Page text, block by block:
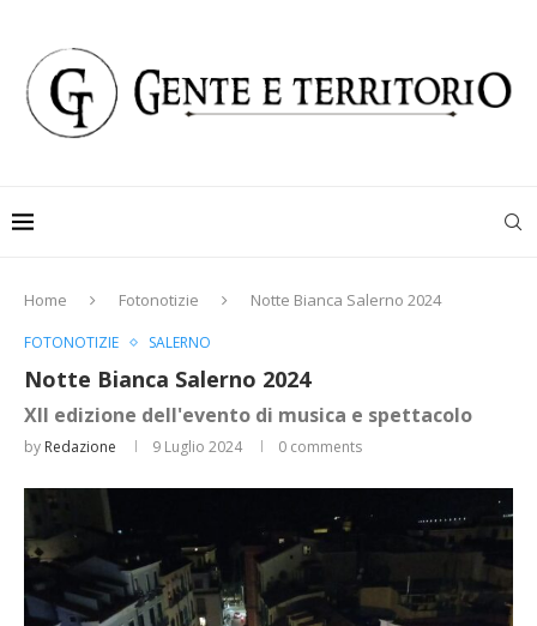
Home Fotonotizie Notte Bianca Salerno 2024
FOTONOTIZIE SALERNO
Notte Bianca Salerno 2024
XII edizione dell'evento di musica e spettacolo
by Redazione 9 Luglio 2024 0 comments